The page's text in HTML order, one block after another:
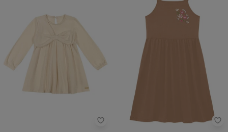
Colorittá - Vestido Infantil